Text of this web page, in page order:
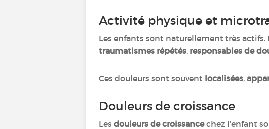
Activité physique et
Les enfants sont naturellement très
traumatismes répétés, responsables de
Ces douleurs sont souvent localisées,
Douleurs de croissance
Les douleurs de croissancechez l’enfant